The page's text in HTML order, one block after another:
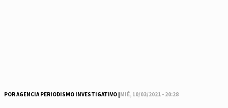
POR AGENCIA PERIODISMO INVESTIGATIVO | MIÉ, 10/03/2021 - 20:28